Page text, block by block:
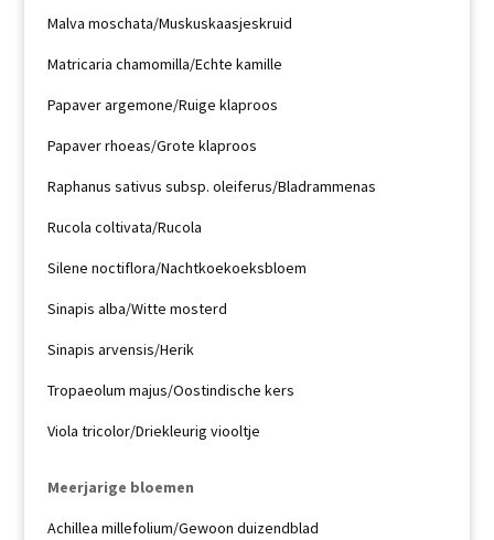
Malva moschata/Muskuskaasjeskruid
Matricaria chamomilla/Echte kamille
Papaver argemone/Ruige klaproos
Papaver rhoeas/Grote klaproos
Raphanus sativus subsp. oleiferus/Bladrammenas
Rucola coltivata/Rucola
Silene noctiflora/Nachtkoekoeksbloem
Sinapis alba/Witte mosterd
Sinapis arvensis/Herik
Tropaeolum majus/Oostindische kers
Viola tricolor/Driekleurig viooltje
Meerjarige bloemen
Achillea millefolium/Gewoon duizendblad